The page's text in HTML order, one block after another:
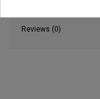
Reviews (0)